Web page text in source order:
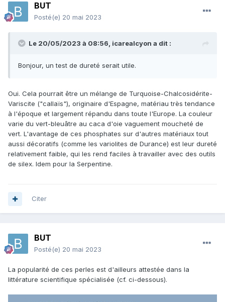
BUT
Posté(e) 20 mai 2023
Le 20/05/2023 à 08:56, icarealcyon a dit :
Bonjour, un test de dureté serait utile.
Oui. Cela pourrait être un mélange de Turquoise-Chalcosidérite-
Variscite ("callaïs"), originaire d'Espagne, matériau très tendance
à l'époque et largement répandu dans toute l'Europe. La couleur
varie du vert-bleuâtre au caca d'oie vaguement moucheté de
vert. L'avantage de ces phosphates sur d'autres matériaux tout
aussi décoratifs (comme les variolites de Durance) est leur dureté
relativement faible, qui les rend faciles à travailler avec des outils
de silex. Idem pour la Serpentine.
Citer
BUT
Posté(e) 20 mai 2023
La popularité de ces perles est d'ailleurs attestée dans la
littérature scientifique spécialisée (cf. ci-dessous).